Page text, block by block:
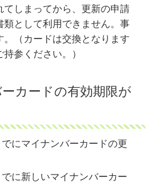
てしまってから、更新の申請
類として利用できません。事
（カードは交換となります
参ください。）
カードの有効期限が
にマイナンバーカードの更
に新しいマイナンバーカー